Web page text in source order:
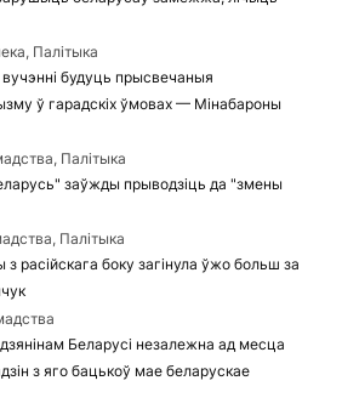
Палітыка
будуць прысвечаныя
ў гарадскіх ўмовах — Мінабароны
Палітыка
заўжды прыводзіць да "змены
Палітыка
расійскага боку загінула ўжо больш за
Беларусі незалежна ад месца
з яго бацькоў мае беларускае